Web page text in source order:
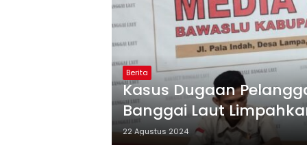
Berita
Kasus Dugaan
Banggai Laut
22 Agustus 2024